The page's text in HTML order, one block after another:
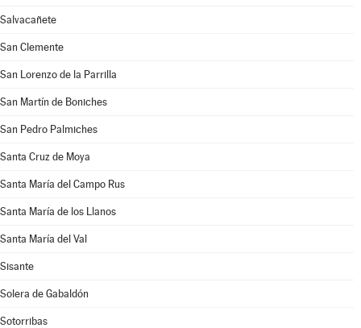
Salvacañete
San Clemente
San Lorenzo de la Parrilla
San Martín de Boniches
San Pedro Palmiches
Santa Cruz de Moya
Santa María del Campo Rus
Santa María de los Llanos
Santa María del Val
Sisante
Solera de Gabaldón
Sotorribas